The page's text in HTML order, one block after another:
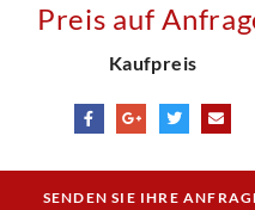
Preis auf
Kaufpreis
SENDEN SIE IHRE